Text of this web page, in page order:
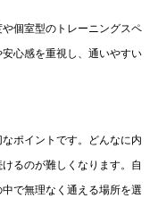
個室型のトレーニングスペ
心感を重視し、通いやすい
ポイントです。どんなに内
るのが難しくなります。自
で無理なく通える場所を選